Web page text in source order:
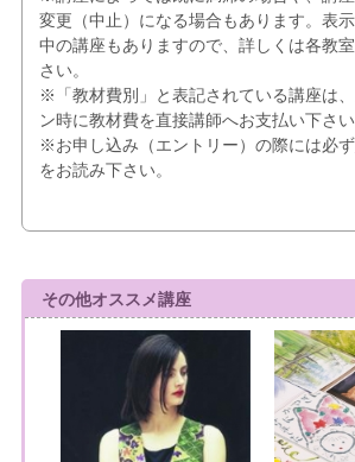
変更（中止）になる場合もあります。表
中の講座もありますので、詳しくは各教
さい。
※「教材費別」と表記されている講座は
ン時に教材費を直接講師へお支払い下さい
※お申し込み（エントリー）の際には必ず
をお読み下さい。
その他オススメ講座